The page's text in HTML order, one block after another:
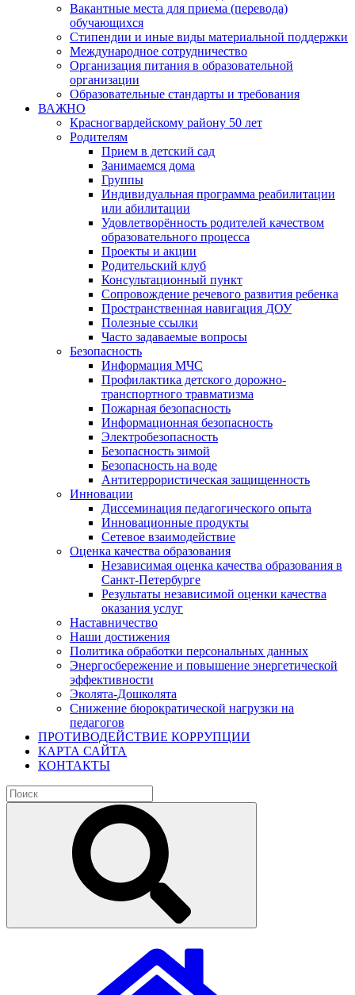
Вакантные места для приема (перевода)
обучающихся
Стипендии и иные виды материальной поддержки
Международное сотрудничество
Организация питания в образовательной
организации
Образовательные стандарты и требования
ВАЖНО
Красногвардейскому району 50 лет
Родителям
Прием в детский сад
Занимаемся дома
Группы
Индивидуальная программа реабилитации
или абилитации
Удовлетворённость родителей качеством
образовательного процесса
Проекты и акции
Родительский клуб
Консультационный пункт
Сопровождение речевого развития ребенка
Пространственная навигация ДОУ
Полезные ссылки
Часто задаваемые вопросы
Безопасность
Информация МЧС
Профилактика детского дорожно-
транспортного травматизма
Пожарная безопасность
Информационная безопасность
Электробезопасность
Безопасность зимой
Безопасность на воде
Антитеррористическая защищенность
Инновации
Диссеминация педагогического опыта
Инновационные продукты
Сетевое взаимодействие
Оценка качества образования
Независимая оценка качества образования в
Санкт-Петербурге
Результаты независимой оценки качества
оказания услуг
Наставничество
Наши достижения
Политика обработки персональных данных
Энергосбережение и повышение энергетической
эффективности
Эколята-Дошколята
Снижение бюрократической нагрузки на
педагогов
ПРОТИВОДЕЙСТВИЕ КОРРУПЦИИ
КАРТА САЙТА
КОНТАКТЫ